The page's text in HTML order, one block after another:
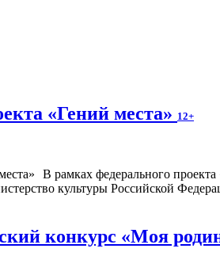
«Гений места» 12+
В рамках федерального
культуры Российской
конкурс «Моя